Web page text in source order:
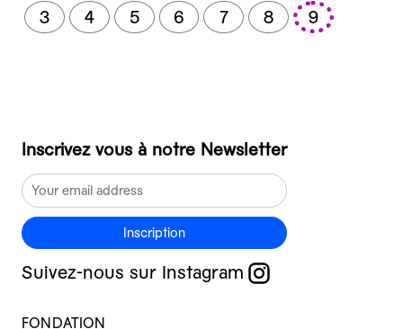
3 4 5 6 7 8 9
Inscrivez vous à notre Newsletter
Inscription
Suivez-nous sur Instagram
FONDATION